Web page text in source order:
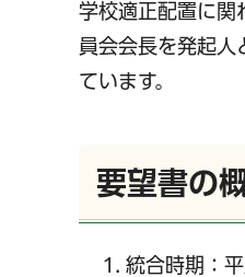
学校適正配置に関
員会会長を発起人
ています。
要望書の
統合時期：